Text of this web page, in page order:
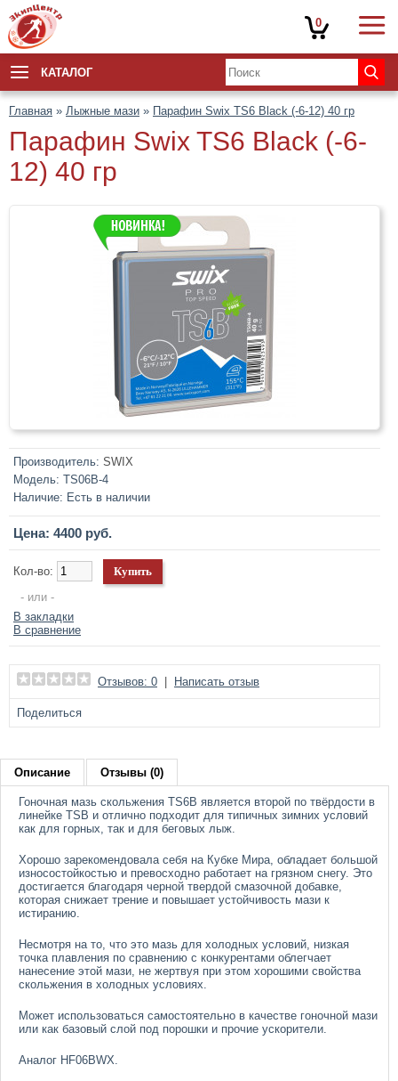
КАТАЛОГ
Главная » Лыжные мази » Парафин Swix TS6 Black (-6-12) 40 гр
Парафин Swix TS6 Black (-6-
12) 40 гр
Производитель: SWIX
Модель: TS06B-4
Наличие: Есть в наличии
Цена: 4400 руб.
Кол-во:
- или -
В закладки
В сравнение
Отзывов: 0 Написать отзыв
Поделиться
Описание Отзывы (0)
Гоночная мазь скольжения TS6B является второй по твёрдости в
линейке TSB и отлично подходит для типичных зимних условий
как для горных, так и для беговых лыж.
Хорошо зарекомендовала себя на Кубке Мира, обладает большой
износостойкостью и превосходно работает на грязном снегу. Это
достигается благодаря черной твердой смазочной добавке,
которая снижает трение и повышает устойчивость мази к
истиранию.
Несмотря на то, что это мазь для холодных условий, низкая
точка плавления по сравнению с конкурентами облегчает
нанесение этой мази, не жертвуя при этом хорошими свойства
скольжения в холодных условиях.
Может использоваться самостоятельно в качестве гоночной мази
или как базовый слой под порошки и прочие ускорители.
Аналог HF06BWX.
0